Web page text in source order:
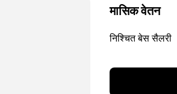
मासिक वेतन
निश्चित बेस सैलरी